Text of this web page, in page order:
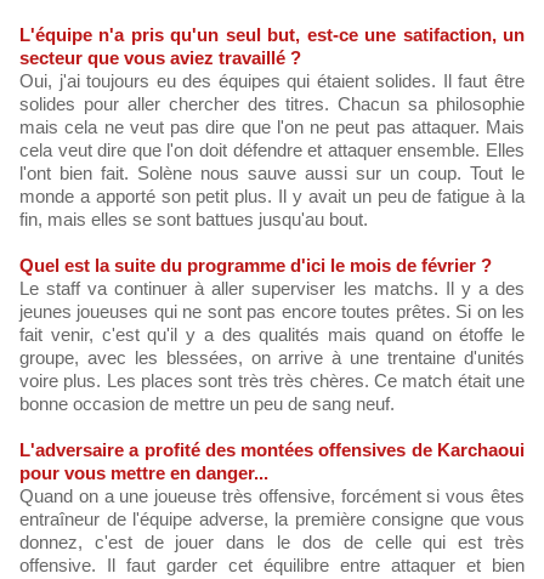
L'équipe n'a pris qu'un seul but, est-ce une satifaction, un
secteur que vous aviez travaillé ?
Oui, j'ai toujours eu des équipes qui étaient solides. Il faut être
solides pour aller chercher des titres. Chacun sa philosophie
mais cela ne veut pas dire que l'on ne peut pas attaquer. Mais
cela veut dire que l'on doit défendre et attaquer ensemble. Elles
l'ont bien fait. Solène nous sauve aussi sur un coup. Tout le
monde a apporté son petit plus. Il y avait un peu de fatigue à la
fin, mais elles se sont battues jusqu'au bout.
Quel est la suite du programme d'ici le mois de février ?
Le staff va continuer à aller superviser les matchs. Il y a des
jeunes joueuses qui ne sont pas encore toutes prêtes. Si on les
fait venir, c'est qu'il y a des qualités mais quand on étoffe le
groupe, avec les blessées, on arrive à une trentaine d'unités
voire plus. Les places sont très très chères. Ce match était une
bonne occasion de mettre un peu de sang neuf.
L'adversaire a profité des montées offensives de Karchaoui
pour vous mettre en danger...
Quand on a une joueuse très offensive, forcément si vous êtes
entraîneur de l'équipe adverse, la première consigne que vous
donnez, c'est de jouer dans le dos de celle qui est très
offensive. Il faut garder cet équilibre entre attaquer et bien